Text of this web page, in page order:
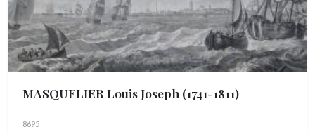
MASQUELIER Louis Joseph (1741-1811)
8695